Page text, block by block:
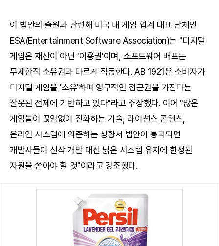
이 법안의 출원과 관련해 미국 내 게임 업계 대표 단체인
ESA(Entertainment Software Association)는 "디지털
게임은 재산이 아닌 '이용권'이며, 소프트웨어 배포는
무제한적 소유권과 다르게 작동한다. AB 1921은 소비자가
디지털 게임을 '소유'하며 영구적인 접근권을 가진다는
잘못된 전제에 기반하고 있다"라고 주장했다. 이어 "많은
게임들이 끊임없이 진화하는 기술, 라이선스 콘텐츠,
온라인 시스템에 의존하는 상황서 법안이 통과되면
개발사들이 신작 개발 대신 낡은 시스템 유지에 한정된
자원을 쏟아야 할 것"이라고 강조했다.